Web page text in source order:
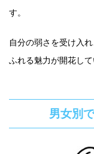
す。
自分の弱さを受け入
ふれる魅力が開花して
男女別